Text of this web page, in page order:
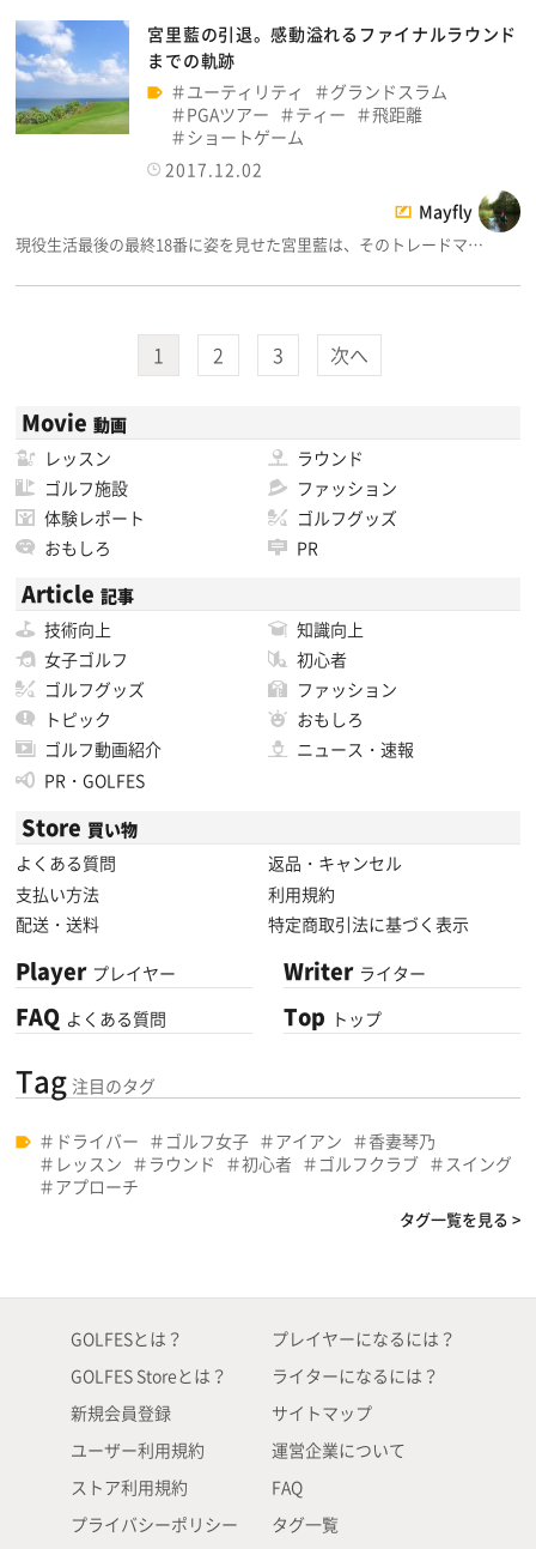
宮里藍の引退。感動溢れるファイナルラウンド
までの軌跡
ユーティリティ
グランドスラム
PGAツアー
ティー
飛距離
ショートゲーム
2017.12.02
Mayfly
現役生活最後の最終18番に姿を見せた宮里藍は、そのトレードマ…
1 2 3 次へ
Movie 動画
レッスン
ラウンド
ゴルフ施設
ファッション
体験レポート
ゴルフグッズ
おもしろ
PR
Article 記事
技術向上
知識向上
女子ゴルフ
初心者
ゴルフグッズ
ファッション
トピック
おもしろ
ゴルフ動画紹介
ニュース・速報
PR・GOLFES
Store 買い物
よくある質問
返品・キャンセル
支払い方法
利用規約
配送・送料
特定商取引法に基づく表示
Player プレイヤー
FAQ よくある質問
Writer ライター
Top トップ
Tag 注目のタグ
ドライバー ゴルフ女子 アイアン
香妻琴乃
レッスン
ラウンド 初心者 ゴルフクラブ
スイング
アプローチ
タグ一覧を見る >
GOLFESとは？
GOLFES Storeとは？
新規会員登録
ユーザー利用規約
ストア利用規約
プライバシーポリシー
プレイヤーになるには？
ライターになるには？
サイトマップ
運営企業について
FAQ
タグ一覧